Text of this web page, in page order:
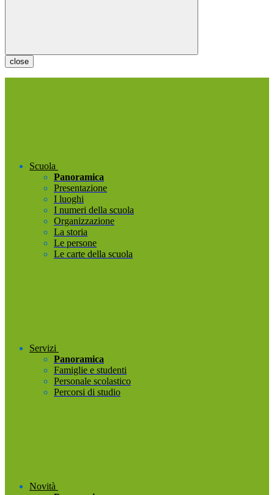
close
Scuola
Panoramica
Presentazione
I luoghi
I numeri della scuola
Organizzazione
La storia
Le persone
Le carte della scuola
Servizi
Panoramica
Famiglie e studenti
Personale scolastico
Percorsi di studio
Novità